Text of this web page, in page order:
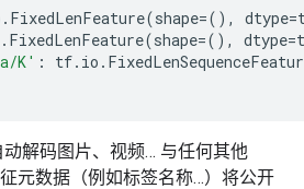
. FixedLenFeature(shape=(), dtype=
. FixedLenFeature(shape=(), dtype=
K' : tf. io .
解码图片、视频… 与任何其他
元数据（例如标签名称…）将公开